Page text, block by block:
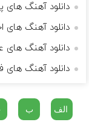
دانلود آهنگ های
دانلود آهنگ های
دانلود آهنگ های
دانلود آهنگ های
الف ب